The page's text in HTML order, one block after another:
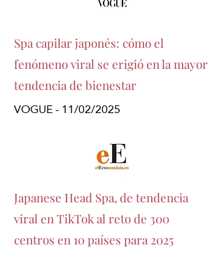
Spa capilar japonés: cómo el
fenómeno viral se erigió en la mayor
tendencia de bienestar
VOGUE - 11/02/2025
Japanese Head Spa, de tendencia
viral en TikTok al reto de 300
centros en 10 países para 2025